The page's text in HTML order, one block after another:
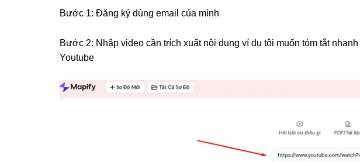
Bước 1: Đăng ký dùng email của mình
Bước 2: Nhập video cần trích xuất nội dung ví dụ tôi muốn tóm tắt
Youtube